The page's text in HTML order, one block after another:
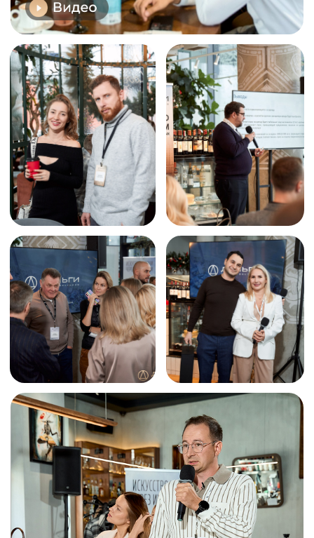
· Завтрак включен
· Выступление спикеров
· Трансфер на тур не включен
3 900 ₽
Член клуба инвесторов «Деньги»
5 900 ₽
· Завтрак включен
· Выступление спикеров
· Трансфер включен
4 900 ₽
РЕЗИДЕНТ
Член клуба инвесторов «Деньги»
6 900 ₽